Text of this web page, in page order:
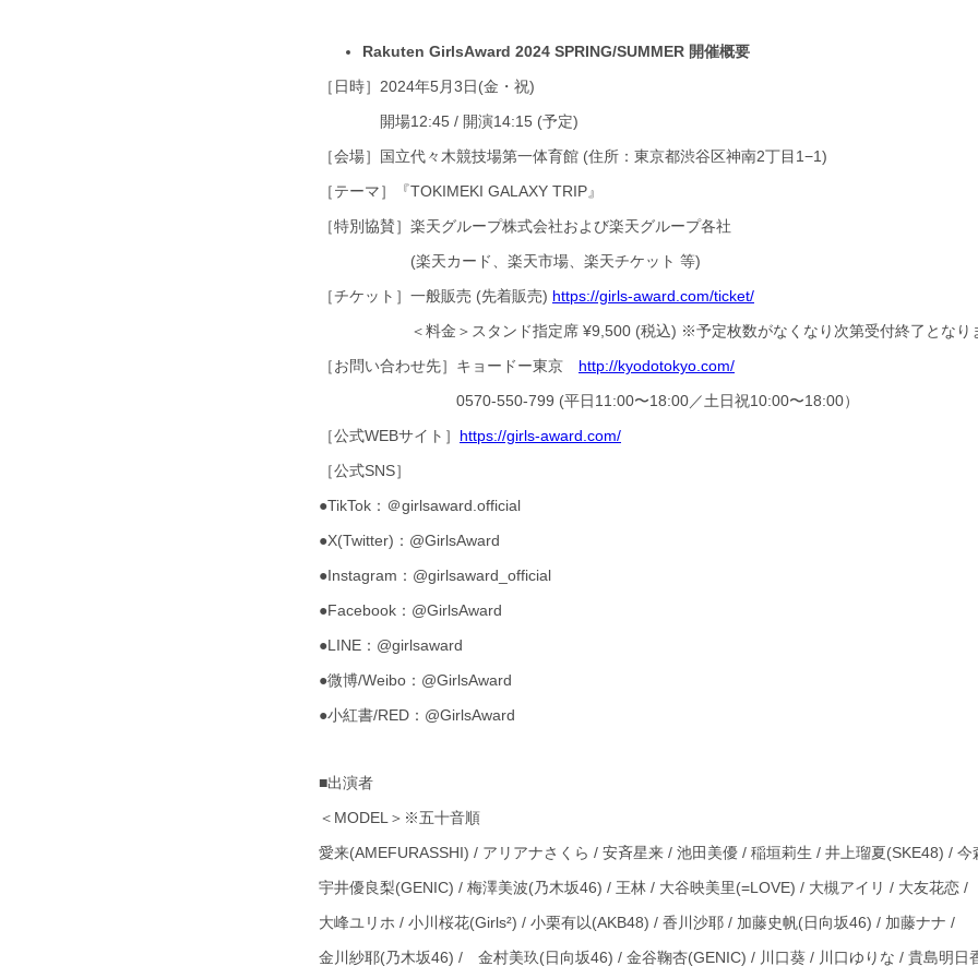
Rakuten GirlsAward 2024 SPRING/SUMMER 開催概要
［日時］2024年5月3日(金・祝)
開場12:45 / 開演14:15 (予定)
［会場］国立代々木競技場第一体育館 (住所：東京都渋谷区神南2丁目1−1)
［テーマ］『TOKIMEKI GALAXY TRIP』
［特別協賛］楽天グループ株式会社および楽天グループ各社
(楽天カード、楽天市場、楽天チケット 等)
［チケット］一般販売 (先着販売) https://girls-award.com/ticket/
＜料金＞スタンド指定席 ¥9,500 (税込) ※予定枚数がなくなり次第受付終了となり
［お問い合わせ先］キョードー東京 http://kyodotokyo.com/
0570-550-799 (平日11:00〜18:00／土日祝10:00〜18:00）
［公式WEBサイト］ https://girls-award.com/
［公式SNS］
●TikTok：＠girlsaward.official
●X(Twitter)：@GirlsAward
●Instagram：@girlsaward_official
●Facebook：@GirlsAward
●LINE：@girlsaward
●微博/Weibo：@GirlsAward
●小紅書/RED：@GirlsAward
■出演者
＜MODEL＞※五十音順
愛来(AMEFURASSHI) / アリアナさくら / 安斉星来 / 池田美優 / 稲垣莉生 / 井上瑠夏(SKE48) / 今
宇井優良梨(GENIC) / 梅澤美波(乃木坂46) / 王林 / 大谷映美里(=LOVE) / 大槻アイリ / 大友花恋 /
大峰ユリホ / 小川桜花(Girls²) / 小栗有以(AKB48) / 香川沙耶 / 加藤史帆(日向坂46) / 加藤ナナ /
金川紗耶(乃木坂46) / 金村美玖(日向坂46) / 金谷鞠杏(GENIC) / 川口葵 / 川口ゆりな / 貴島明日